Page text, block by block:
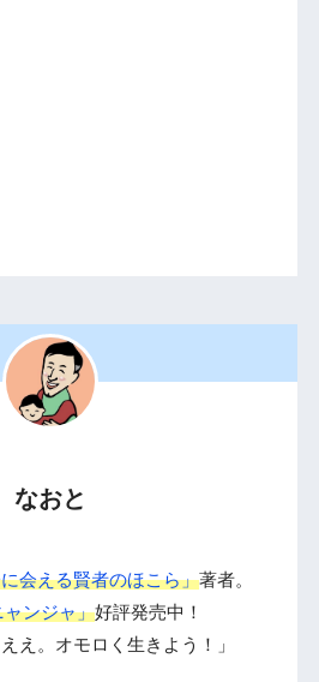
なおと
会える賢者のほこら」著者。
ンジャ」好評発売中！
え。オモロく生きよう！」